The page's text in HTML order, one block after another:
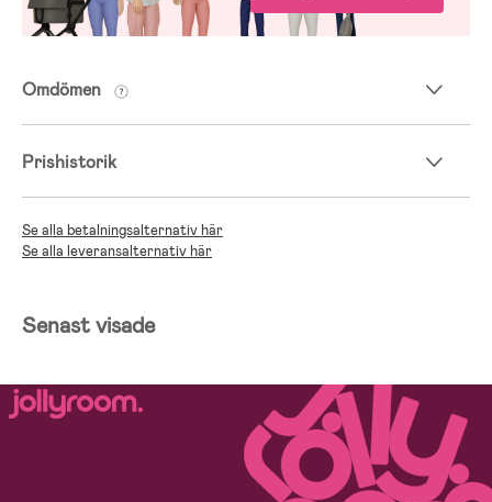
Omdömen
Prishistorik
Se alla betalningsalternativ här
Se alla leveransalternativ här
Senast visade